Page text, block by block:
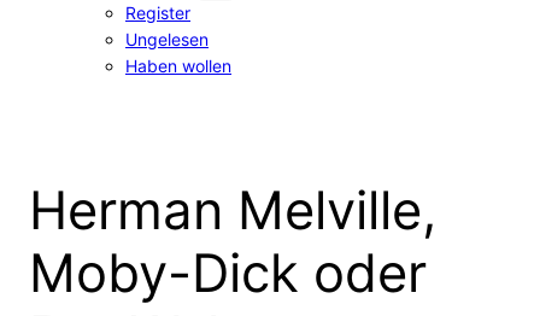
Register
Ungelesen
Haben wollen
Herman Melville,
Moby-Dick oder